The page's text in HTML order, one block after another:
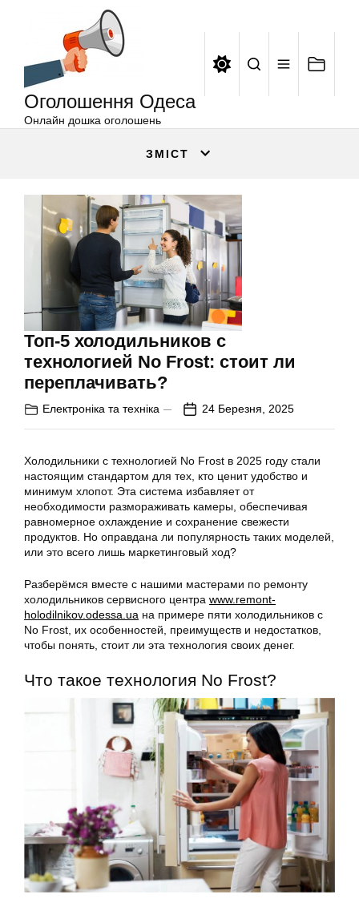
Оголошення Одеса
Онлайн дошка оголошень
ЗМІСТ
Топ-5 холодильников с
технологией No Frost: стоит ли
переплачивать?
Електроніка та техніка 24 Березня, 2025
Холодильники с технологией No Frost в 2025 году стали
настоящим стандартом для тех, кто ценит удобство и
минимум хлопот. Эта система избавляет от
необходимости размораживать камеры, обеспечивая
равномерное охлаждение и сохранение свежести
продуктов. Но оправдана ли популярность таких моделей,
или это всего лишь маркетинговый ход?
Разберёмся вместе с нашими мастерами по ремонту
холодильников сервисного центра www.remont-
holodilnikov.odessa.ua на примере пяти холодильников с
No Frost, их особенностей, преимуществ и недостатков,
чтобы понять, стоит ли эта технология своих денег.
Что такое технология No Frost?